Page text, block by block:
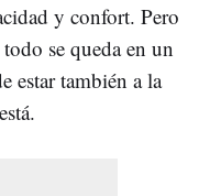
y confort. Pero
se queda en un
estar también a la